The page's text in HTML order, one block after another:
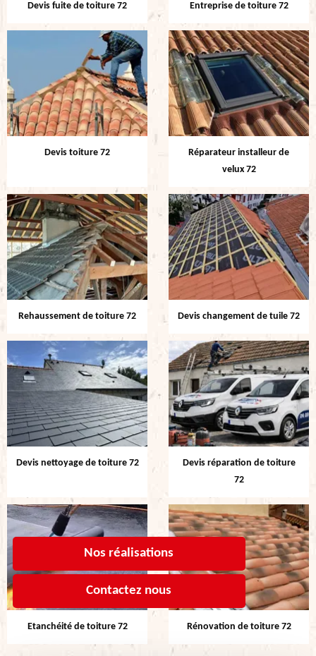
Nos réalisations
Contactez nous
Devis fuite de toiture 72 Entreprise de toiture 72
Devis toiture 72
Réparateur installeur de
velux 72
Rehaussement de toiture 72 Devis changement de tuile 72
Devis nettoyage de toiture 72
Devis réparation de toiture
72
Etanchéité de toiture 72 Rénovation de toiture 72